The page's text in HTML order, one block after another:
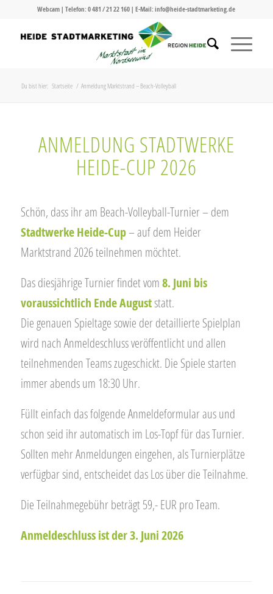
Webcam | Telefon:0 481 / 21 22 160 | E-Mail:info@heide-stadtmarketing.de
Du bist hier: Startseite / Anmeldung Marktstrand – Beach-Volleyball
ANMELDUNG STADTWERKE
HEIDE-CUP 2026
Schön, dass ihr am Beach-Volleyball-Turnier – dem
Stadtwerke Heide-Cup– auf dem Heider
Marktstrand 2026 teilnehmen möchtet.
Das diesjährige Turnier findet vom8. Juni bis
voraussichtlich Ende Auguststatt.
Die genauen Spieltage sowie der detaillierte Spielplan
wird nach Anmeldeschluss veröffentlicht und allen
teilnehmenden Teams zugeschickt. Die Spiele starten
immer abends um 18:30 Uhr.
Füllt einfach das folgende Anmeldeformular aus und
schon seid ihr automatisch im Los-Topf für das Turnier.
Sollten mehr Anmeldungen eingehen, als Turnierplätze
verfügbar sind, entscheidet das Los über die Teilnahme.
Die Teilnahmegebühr beträgt 59,- EUR pro Team.
Anmeldeschluss ist der 3. Juni 2026